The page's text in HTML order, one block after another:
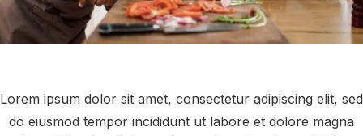
Lorem ipsum dolor sit amet, consectetur adipiscing elit, sed
do eiusmod tempor incididunt ut labore et dolore magna